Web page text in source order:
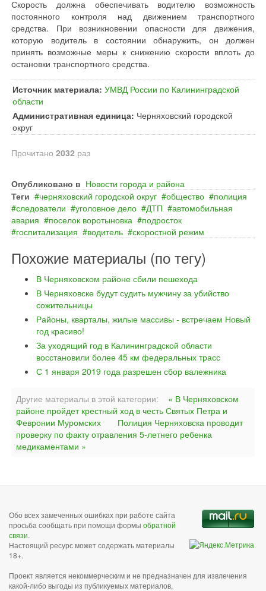
Скорость должна обеспечивать водителю возможность
постоянного контроля над движением транспортного
средства. При возникновении опасности для движения,
которую водитель в состоянии обнаружить, он должен
принять возможные меры к снижению скорости вплоть до
остановки транспортного средства.
Источник материала: УМВД России по Калининградской
области
Административная единица: Черняховский городской
округ
Прочитано 2032 раз
Опубликовано в Новости города и района
Теги
черняховский городской округ общество
полиция
следователи
уголовное дело ДТП
автомобильная
авария
поселок воротыновка
подросток
госпитализация
водитель скоростной режим
Похожие материалы (по тегу)
В Черняховском районе сбили пешехода
В Черняховске будут судить мужчину за убийство
сожительницы
Районы, кварталы, жилые массивы - встречаем Новый
год красиво!
За уходящий год в Калининградской области
восстановили более 45 км федеральных трасс
С 1 января 2019 года разрешен сбор валежника
Другие материалы в этой категории:
« В Черняховском
районе пройдет крестный ход в честь Святых Петра и
Февронии Муромских
Полиция Черняховска проводит
проверку по факту отравления 5-летнего ребенка
медикаментами »
Обо всех замеченных ошибках при работе сайта
просьба сообщать при помощи формы обратной
связи.
Настоящий ресурс может содержать материалы
18+.
Проект является некоммерческим и не предназначен для извлечения
какой-либо выгоды из публикуемых материалов,